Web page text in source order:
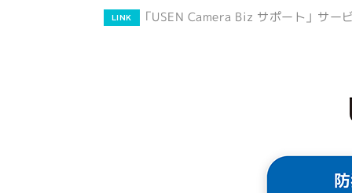
LINK 「USEN Camera Biz サポート」サー